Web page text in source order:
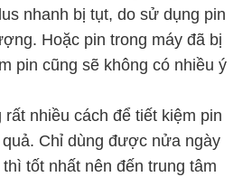
nhanh bị tụt, do sử dụng pin
Hoặc pin trong máy đã bị
pin cũng sẽ không có nhiều ý
nhiều cách để tiết kiệm pin
Chỉ dùng được nửa ngày
tốt nhất nên đến trung tâm